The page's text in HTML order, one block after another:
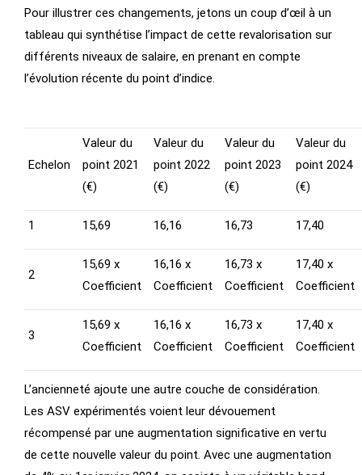
Pour illustrer ces changements, jetons un coup d’œil à un
tableau qui synthétise l’impact de cette revalorisation sur
différents niveaux de salaire, en prenant en compte
l’évolution récente du point d’indice.
Echelon
Valeur du
point 2021
(€)
Valeur du
point 2022
(€)
Valeur du
point 2023
(€)
Valeur du
point 2024
(€)
1 15,69 16,16 16,73 17,40
2
15,69 x
Coefficient
16,16 x
Coefficient
16,73 x
Coefficient
17,40 x
Coefficient
3
15,69 x
Coefficient
16,16 x
Coefficient
16,73 x
Coefficient
17,40 x
Coefficient
L’ancienneté ajoute une autre couche de considération.
Les ASV expérimentés voient leur dévouement
récompensé par une augmentation significative en vertu
de cette nouvelle valeur du point. Avec une augmentation